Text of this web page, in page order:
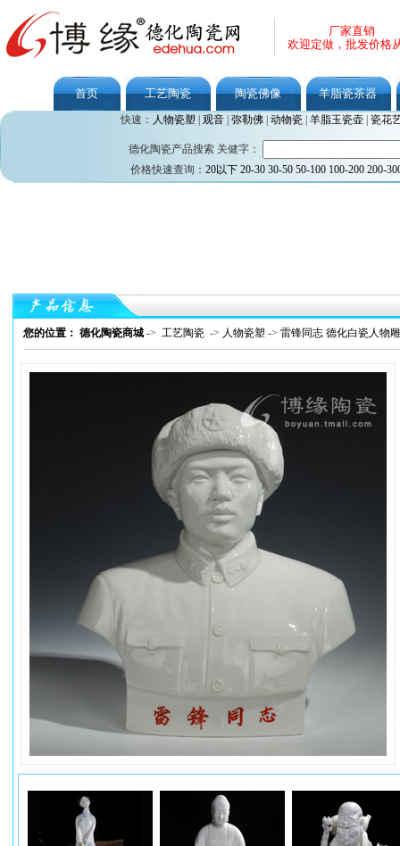
厂家直销
欢迎定做，批发价格
首页 工艺陶瓷 陶瓷佛像 羊脂瓷茶器
快速： 人物瓷塑 观音| 弥勒佛| 动物瓷| 羊脂玉瓷壶| 瓷花
德化陶瓷产品搜索 关健字：
价格快速查询： 20以下 20-30 30-50 50-100 100-200 200-
您的位置： 德化陶瓷商城 -> 工艺陶瓷 -> 人物瓷塑 -> 雷锋同志 德化白瓷人物